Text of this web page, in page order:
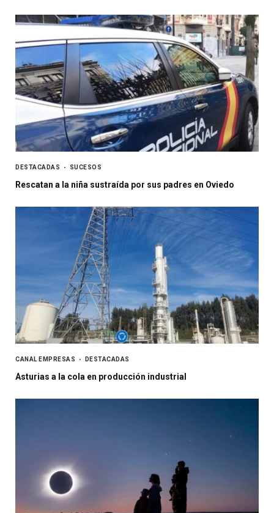
DESTACADAS SUCESOS
Rescatan a la niña sustraída por sus padres en Oviedo
CANAL EMPRESAS DESTACADAS
Asturias a la cola en producción industrial